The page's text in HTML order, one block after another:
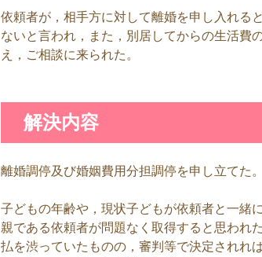
依頼者が，相手方に対して離婚を申し入れる
ないと言われ，また，別居してからの生活費
え，ご相談に来られた。
解決内容
離婚調停及び婚姻費用分担調停を申し立てた。
子どもの年齢や，現状子どもが依頼者と一緒
親である依頼者が問題なく取得すると思われ
払を渋っていたものの，審判等で決定されれ